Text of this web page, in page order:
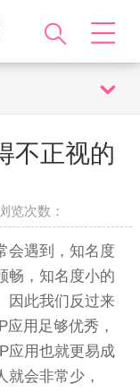
不正视的
览次数：
会遇到，知名度
畅，知名度小的
因此我们反过来
用足够优秀，
应用也就更易成
会非常少，